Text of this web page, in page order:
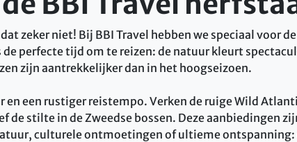
zeker niet! Bij BBI Travel hebben we speciaal voor
perfecte tijd om te reizen: de natuur kleurt
zijn aantrekkelijker dan in het hoogseizoen.
een rustiger reistempo. Verken de ruige Wild
de stilte in de Zweedse bossen. Deze aanbiedingen
culturele ontmoetingen of ultieme